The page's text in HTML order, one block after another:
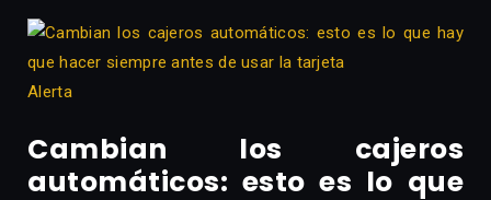
Alerta
Cambian los cajeros
automáticos: esto es lo que